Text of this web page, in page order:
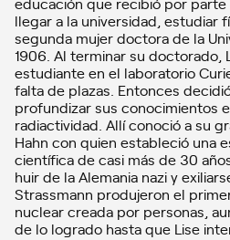
llegar a la universidad, estudiar
segunda mujer doctora de la
1906. Al terminar su doctorado,
estudiante en el laboratorio
falta de plazas. Entonces
profundizar sus conocimientos
radiactividad. Allí conoció a su
Hahn con quien estableció una
científica de casi más de 30
huir de la Alemania nazi y
Strassmann produjeron el
nuclear creada por personas,
de lo logrado hasta que Lise